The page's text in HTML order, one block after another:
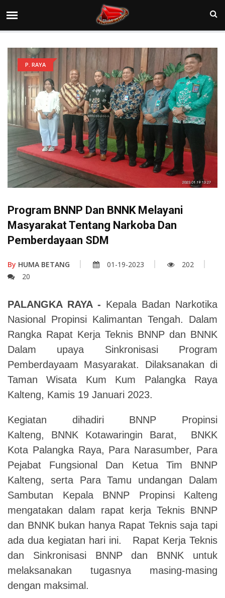
P. RAYA
Program BNNP Dan BNNK Melayani
Masyarakat Tentang Narkoba Dan
Pemberdayaan SDM
By HUMA BETANG 01-19-2023
202
20
PALANGKA RAYA - Kepala Badan Narkotika
Nasional Propinsi Kalimantan Tengah. Dalam
Rangka Rapat Kerja Teknis BNNP dan BNNK
Dalam upaya Sinkronisasi Program
Pemberdayaam Masyarakat. Dilaksanakan di
Taman Wisata Kum Kum Palangka Raya
Kalteng, Kamis 19 Januari 2023.
Kegiatan dihadiri BNNP Propinsi
Kalteng, BNNK Kotawaringin Barat, BNKK
Kota Palangka Raya, Para Narasumber, Para
Pejabat Fungsional Dan Ketua Tim BNNP
Kalteng, serta Para Tamu undangan Dalam
Sambutan Kepala BNNP Propinsi Kalteng
mengatakan dalam rapat kerja Teknis BNNP
dan BNNK bukan hanya Rapat Teknis saja tapi
ada dua kegiatan hari ini. Rapat Kerja Teknis
dan Sinkronisasi BNNP dan BNNK untuk
melaksanakan tugasnya masing-masing
dengan maksimal.